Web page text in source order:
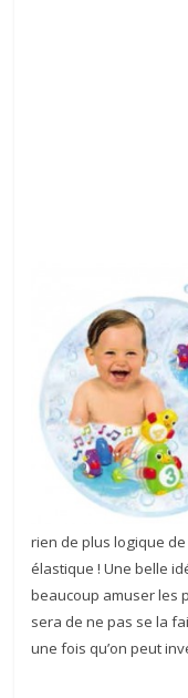
rien de plus logique
élastique ! Une belle
beaucoup amuser les
sera de ne pas se la
une fois qu’on peut